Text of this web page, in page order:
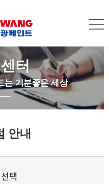
터
는 기분좋은 세상
안내
택